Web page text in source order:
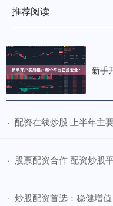
推荐阅读
新手
· 配资在线炒股 上半年主
· 股票配资合作 配资炒股
· 炒股配资首选：稳健增